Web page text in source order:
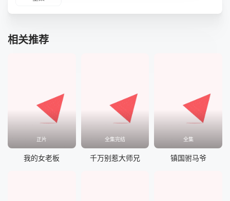
相关推荐
正片
我的女老板
全集完结
千万别惹大师兄
全集
镇国驸马爷